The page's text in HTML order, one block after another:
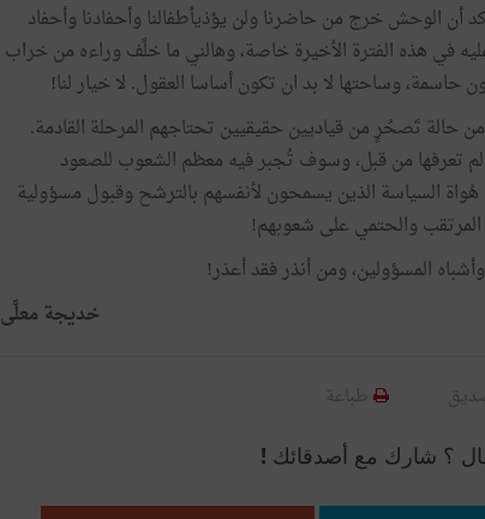
أن الوحش خرج من حاضرنا ولن يؤذيأطفالنا وأحفادنا وأحفاد
في هذه الفترة الأخيرة خاصة، وهالني ما خلَّف وراءه من خراب
حاسمة، وساحتها لا بد ان تكون أساسا العقول. لا خيار لنا!
حالة تَصحُرٍ من قياديين حقيقيين تحتاجهم المرحلة القادمة.
تعرفها من قبل، وسوف تُجبر فيه معظم الشعوب للصعود
هُواة السياسة الذين يسمحون لأنفسهم بالترشح وقبول مسؤولية
والحتمي على شعوبهم!
المسؤولين، ومن أنذر فقد أعذر!
خديجة معلَّى
طباعة
؟ شارك مع أصدقائك !